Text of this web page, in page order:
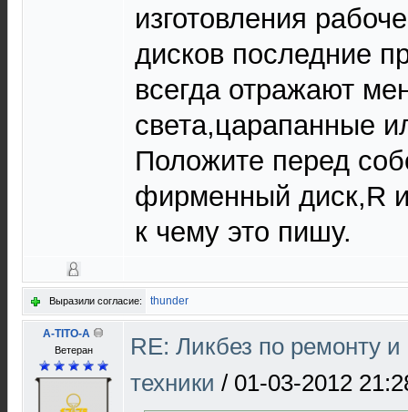
изготовления
дисков последние
всегда отражают
света,царапанные
Положите перед
фирменный диск,R
к чему это пишу.
Выразили согласие: thunder
A-TITO-A
Ветеран
RE: Ликбез по ремонту
техники / 01-03-2012